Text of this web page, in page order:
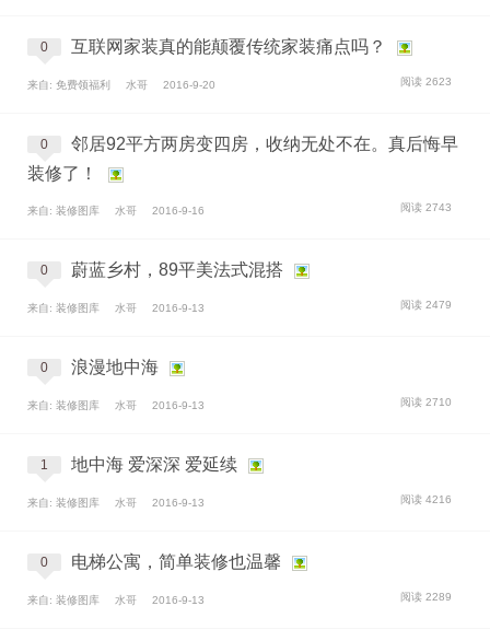
0 互联网家装真的能颠覆传统家装痛点吗？
来自: 免费领福利 水哥 2016-9-20 阅读 2623
0
邻居92平方两房变四房，收纳无处不在。真后悔早
装修了！
来自: 装修图库 水哥 2016-9-16 阅读 2743
0 蔚蓝乡村，89平美法式混搭
来自: 装修图库 水哥 2016-9-13 阅读 2479
0 浪漫地中海
来自: 装修图库 水哥 2016-9-13 阅读 2710
1 地中海 爱深深 爱延续
来自: 装修图库 水哥 2016-9-13 阅读 4216
0 电梯公寓，简单装修也温馨
来自: 装修图库 水哥 2016-9-13 阅读 2289